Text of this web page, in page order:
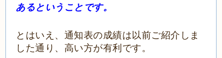
あるということです。
とはいえ、通知表の成績は以前ご紹介しま
した通り、高い方が有利です。